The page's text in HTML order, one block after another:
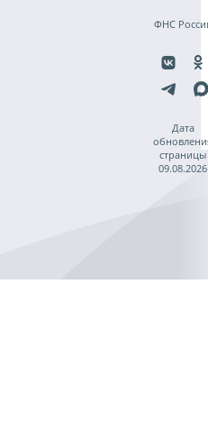
ФНС
Дата
страницы
09.08.2026